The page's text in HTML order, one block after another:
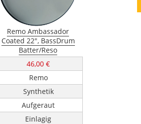
Remo Ambassador
Coated 22", BassDrum
Batter/Reso
46,00 €
Remo
Synthetik
Aufgeraut
Einlagig